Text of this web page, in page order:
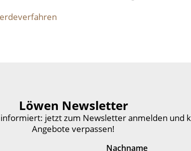
Löwen Newsletter
jetzt zum Newsletter anmelden und
Angebote verpassen!
Nachname